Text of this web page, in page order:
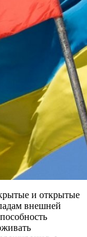
и открытые
внешней